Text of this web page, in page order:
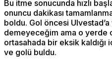
Bu itme sonucunda hızlı
onuncu dakikası
boldu. Gol öncesi
demeyeceğim ama o yerde
ortasahada bir eksik
ve golü buldu.